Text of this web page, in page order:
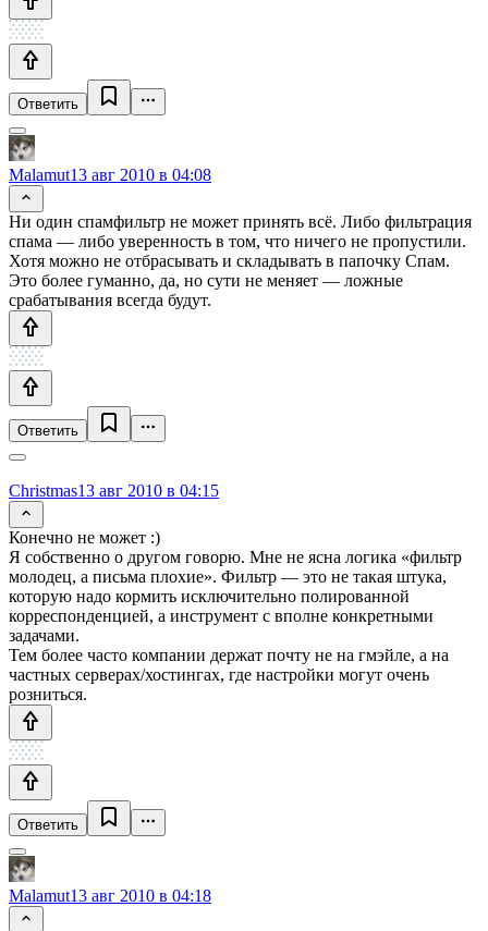
Ответить
Malamut13 авг 2010 в 04:08
Ни один спамфильтр не может принять всё. Либо фильтрация
спама — либо уверенность в том, что ничего не пропустили.
Хотя можно не отбрасывать и складывать в папочку Спам.
Это более гуманно, да, но сути не меняет — ложные
срабатывания всегда будут.
Ответить
Christmas13 авг 2010 в 04:15
Конечно не может :)
Я собственно о другом говорю. Мне не ясна логика «фильтр
молодец, а письма плохие». Фильтр — это не такая штука,
которую надо кормить исключительно полированной
корреспонденцией, а инструмент с вполне конкретными
задачами.
Тем более часто компании держат почту не на гмэйле, а на
частных серверах/хостингах, где настройки могут очень
розниться.
Ответить
Malamut13 авг 2010 в 04:18